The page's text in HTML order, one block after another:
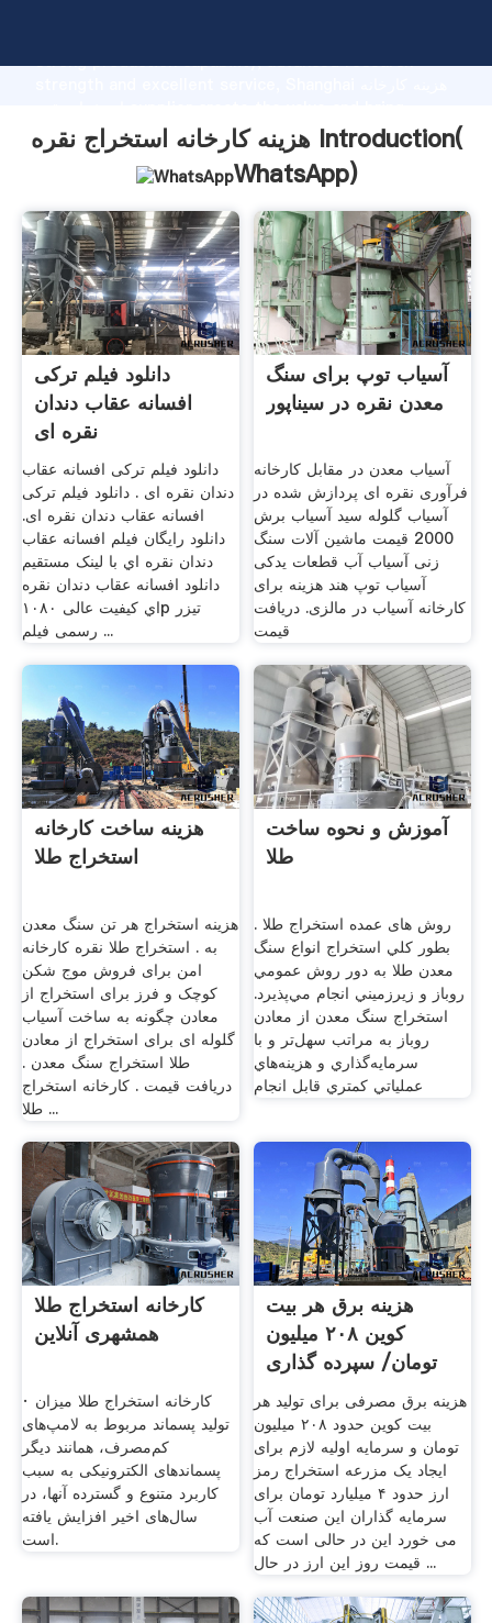
strong production capability, advanced research
values to all of customers.
هزینه کارخانه استخراج نقره Introduction(
WhatsApp)
دانلود فیلم ترکی
افسانه عقاب دندان
نقره ای
دانلود فیلم ترکی افسانه عقاب
دندان نقره ای . دانلود فیلم ترکی
افسانه عقاب دندان نقره ای.
دانلود رايگان فيلم افسانه عقاب
دندان نقره اي با لینک مستقیم
دانلود افسانه عقاب دندان نقره
اي کیفیت عالی ۱۰۸۰p تیزر
رسمی فيلم ...
آسیاب توپ برای سنگ
معدن نقره در سیناپور
آسیاب معدن در مقابل کارخانه
فرآوری نقره ای پردازش شده در
آسیاب گلوله سید آسیاب برش
2000 قیمت ماشین آلات سنگ
زنی آسیاب آب قطعات یدکی
آسیاب توپ هند هزینه برای
کارخانه آسیاب در مالزی. دریافت
قیمت
هزینه ساخت کارخانه
استخراج طلا
هزینه استخراج هر تن سنگ معدن
به . استخراج طلا نقره کارخانه
امن برای فروش موج شکن
کوچک و فرز برای استخراج از
معادن چگونه به ساخت آسیاب
گلوله ای برای استخراج از معادن
طلا استخراج سنگ معدن .
دریافت قیمت . کارخانه استخراج
طلا ...
آموزش و نحوه ساخت
طلا
روش های عمده استخراج طلا .
بطور كلي استخراج انواع سنگ
معدن طلا به دور روش عمومي
روباز و زيرزميني انجام مي‌‌پذيرد.
استخراج سنگ معدن از معادن
روباز به مراتب سهل‌تر و با
سرمايه‌گذاري و هزينه‌هاي
عملياتي كمتري قابل انجام
کارخانه استخراج طلا
همشهری آنلاین
· کارخانه استخراج طلا میزان
تولید پسماند مربوط به لامپ‌های
کم‌مصرف، همانند دیگر
پسماندهای الکترونیکی به سبب
کاربرد متنوع و گسترده آنها، در
سال‌های اخیر افزایش یافته
است.
هزینه برق هر بیت
کوین ۲۰۸ میلیون
تومان/ سپرده گذاری
در ...
هزینه برق مصرفی برای تولید هر
بیت کوین حدود ۲۰۸ میلیون
تومان و سرمایه اولیه لازم برای
ایجاد یک مزرعه استخراج رمز
ارز حدود ۴ میلیارد تومان برای
سرمایه گذاران این صنعت آب
می خورد این در حالی است که
قیمت روز این ارز در حال ...